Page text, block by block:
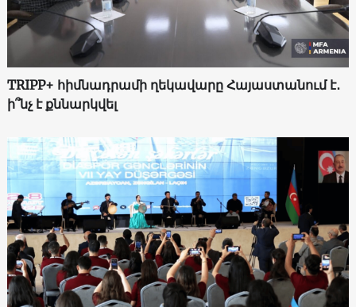
TRIPP+ հիմնադրամի ղեկավարը Հայաստանում է․
ի՞նչ է քննարկվել